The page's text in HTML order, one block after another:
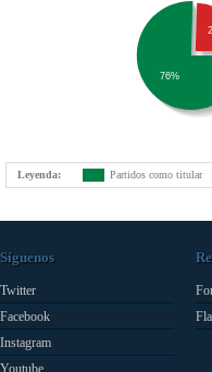
76%
Leyenda: Partidos como titular
Síguenos
Twitter
Facebook
Instagram
Youtube